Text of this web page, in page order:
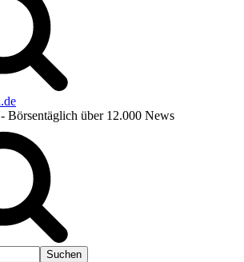
- Börsentäglich über 12.000 News